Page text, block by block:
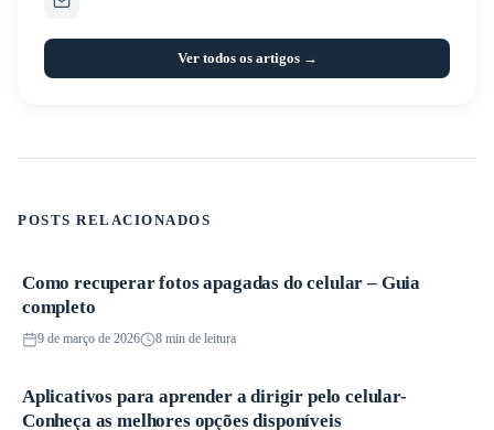
Ver todos os artigos →
POSTS RELACIONADOS
Aplicativos
Como recuperar fotos apagadas do celular – Guia
completo
9 de março de 2026 8 min de leitura
Aplicativos
Aplicativos para aprender a dirigir pelo celular-
Conheça as melhores opções disponíveis